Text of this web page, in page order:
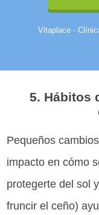
Vitaplace ·
5. Hábitos
Pequeños
impacto en cómo
protegerte del sol
fruncir el ceño)